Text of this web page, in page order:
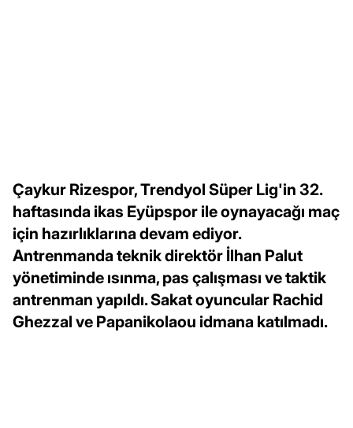
Çaykur Rizespor, Trendyol Süper Lig'in 32.
haftasında ikas Eyüpspor ile oynayacağı maç
için hazırlıklarına devam ediyor.
Antrenmanda teknik direktör İlhan Palut
yönetiminde ısınma, pas çalışması ve taktik
antrenman yapıldı. Sakat oyuncular Rachid
Ghezzal ve Papanikolaou idmana katılmadı.